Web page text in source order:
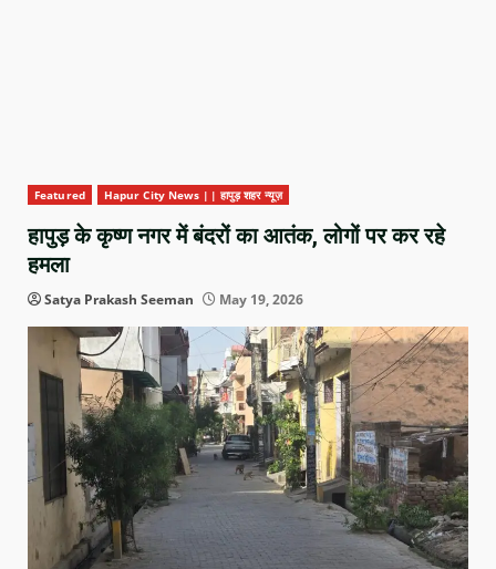
Featured Hapur City News || हापुड़ शहर न्यूज़
हापुड़ के कृष्ण नगर में बंदरों का आतंक, लोगों पर कर रहे
हमला
Satya Prakash Seeman May 19, 2026